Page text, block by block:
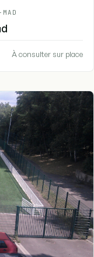
À consulter sur place